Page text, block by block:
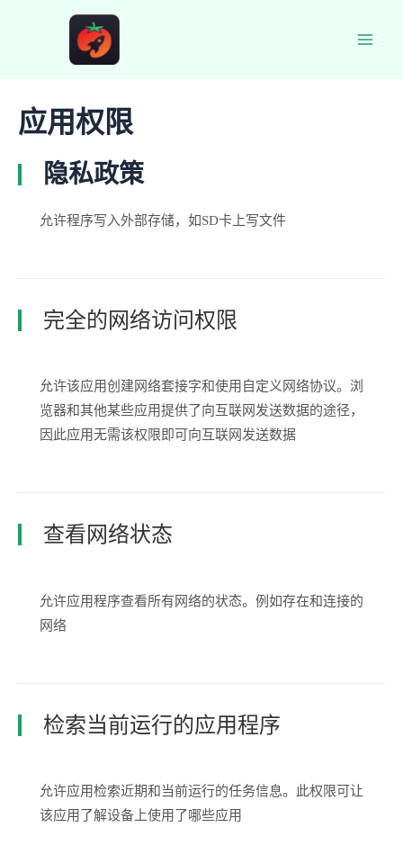
应用权限
隐私政策
允许程序写入外部存储，如SD卡上写文件
完全的网络访问权限
允许该应用创建网络套接字和使用自定义网络协议。浏
览器和其他某些应用提供了向互联网发送数据的途径，
因此应用无需该权限即可向互联网发送数据
查看网络状态
允许应用程序查看所有网络的状态。例如存在和连接的
网络
检索当前运行的应用程序
允许应用检索近期和当前运行的任务信息。此权限可让
该应用了解设备上使用了哪些应用